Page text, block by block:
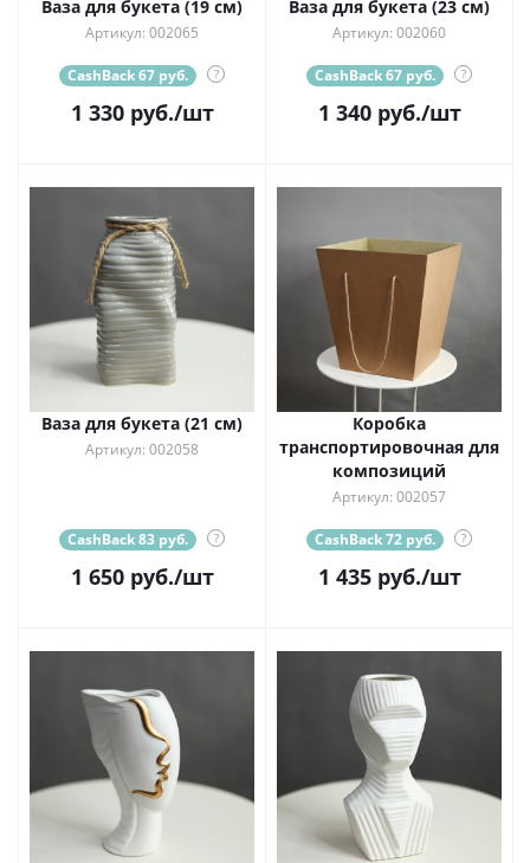
Ваза для букета (19 см)
Артикул: 002065
CashBack 67 руб. ?
1 330руб./шт
Ваза для букета (23 см)
Артикул: 002060
CashBack 67 руб. ?
1 340руб./шт
Ваза для букета (21 см)
Артикул: 002058
CashBack 83 руб. ?
1 650руб./шт
Коробка
транспортировочная для
композиций
Артикул: 002057
CashBack 72 руб. ?
1 435руб./шт